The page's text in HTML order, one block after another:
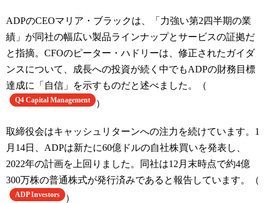
ADPのCEOマリア・ブラックは、「力強い第2四半期の業
績」が同社の幅広い製品ラインナップとサービスの証拠だ
と指摘。CFOのピーター・ハドリーは、修正されたガイダ
ンスについて、成長への投資が続く中でもADPの財務目標
達成に「自信」を示すものだと述べました。（
Q4 Capital Management ）
取締役会はキャッシュリターンへの注力を続けています。1
月14日、ADPは新たに60億ドルの自社株買いを発表し、
2022年の計画を上回りました。同社は12月末時点で約4億
300万株の普通株式が発行済みであると報告しています。（
ADP Investors ）